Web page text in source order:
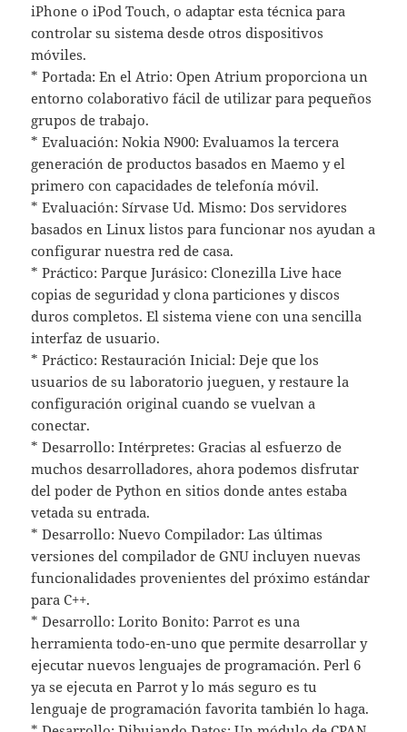
iPhone o iPod Touch, o adaptar esta técnica para
controlar su sistema desde otros dispositivos
móviles.
* Portada: En el Atrio: Open Atrium proporciona un
entorno colaborativo fácil de utilizar para pequeños
grupos de trabajo.
* Evaluación: Nokia N900: Evaluamos la tercera
generación de productos basados en Maemo y el
primero con capacidades de telefonía móvil.
* Evaluación: Sírvase Ud. Mismo: Dos servidores
basados en Linux listos para funcionar nos ayudan a
configurar nuestra red de casa.
* Práctico: Parque Jurásico: Clonezilla Live hace
copias de seguridad y clona particiones y discos
duros completos. El sistema viene con una sencilla
interfaz de usuario.
* Práctico: Restauración Inicial: Deje que los
usuarios de su laboratorio jueguen, y restaure la
configuración original cuando se vuelvan a
conectar.
* Desarrollo: Intérpretes: Gracias al esfuerzo de
muchos desarrolladores, ahora podemos disfrutar
del poder de Python en sitios donde antes estaba
vetada su entrada.
* Desarrollo: Nuevo Compilador: Las últimas
versiones del compilador de GNU incluyen nuevas
funcionalidades provenientes del próximo estándar
para C++.
* Desarrollo: Lorito Bonito: Parrot es una
herramienta todo-en-uno que permite desarrollar y
ejecutar nuevos lenguajes de programación. Perl 6
ya se ejecuta en Parrot y lo más seguro es tu
lenguaje de programación favorita también lo haga.